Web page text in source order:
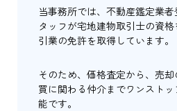
当事務所では、不動産鑑定業
タッフが宅地建物取引士の資
引業の免許を取得しています。
そのため、価格査定から、売
買に関わる仲介までワンスト
能です。